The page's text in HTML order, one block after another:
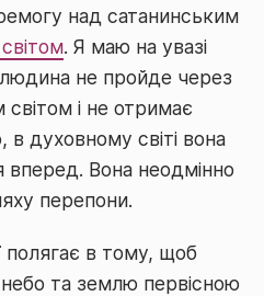
над сатанинським
. Я маю на увазі
не пройде через
і не отримає
духовному світі вона
Вона неодмінно
перепони.
полягає в тому, щоб
небо та землю первісною